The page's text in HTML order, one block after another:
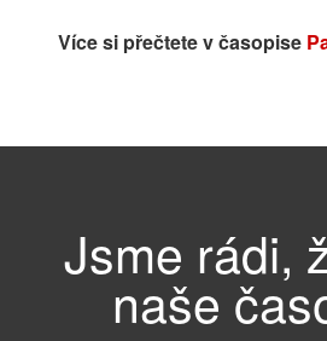
Více si přečtete v časopise
Jsme rádi,
naše